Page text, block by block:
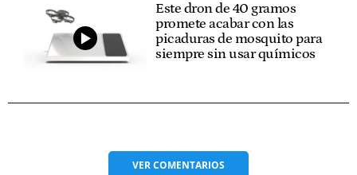
Este dron de 40 gramos
promete acabar con las
picaduras de mosquito para
siempre sin usar químicos
VERCOMENTARIOS